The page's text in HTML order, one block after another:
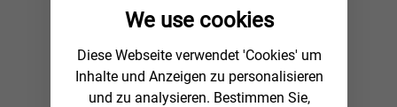
We use cookies
Diese Webseite verwendet 'Cookies' um
Inhalte und Anzeigen zu personalisieren
und zu analysieren. Bestimmen Sie,